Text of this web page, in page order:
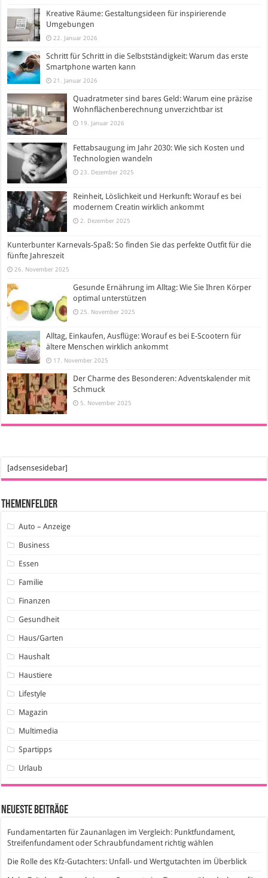
Kreative Räume: Gestaltungsideen für inspirierende
Umgebungen
22. Januar 2026
Schritt für Schritt in die Selbstständigkeit: Warum das erste
Smartphone warten kann
21. Januar 2026
Quadratmeter sind bares Geld: Warum eine präzise
Wohnflächenberechnung unverzichtbar ist
19. Januar 2026
Fettabsaugung im Jahr 2030: Wie sich Kosten und
Technologien wandeln
23. Dezember 2025
Reinheit, Löslichkeit und Herkunft: Worauf es bei
modernem Creatin wirklich ankommt
2. Dezember 2025
Kunterbunter Karnevals-Spaß: So finden Sie das perfekte Outfit für die
fünfte Jahreszeit
26. November 2025
Gesunde Ernährung im Alltag: Wie Sie Ihren Körper
optimal unterstützen
25. November 2025
Alltag, Einkaufen, Ausflüge: Worauf es bei E-Scootern für
ältere Menschen wirklich ankommt
17. November 2025
Der Charme des Besonderen: Adventskalender mit
Schmuck
5. November 2025
[adsensesidebar]
Themenfelder
Auto – Anzeige
Business
Essen
Familie
Finanzen
Gesundheit
Haus/Garten
Haushalt
Haustiere
Lifestyle
Magazin
Multimedia
Spartipps
Urlaub
Neueste Beiträge
Fundamentarten für Zaunanlagen im Vergleich: Punktfundament,
Streifenfundament oder Schraubfundament richtig wählen
Die Rolle des Kfz-Gutachters: Unfall- und Wertgutachten im Überblick